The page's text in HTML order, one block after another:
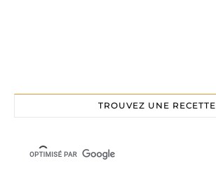
TROUVEZ UNE RECETTE